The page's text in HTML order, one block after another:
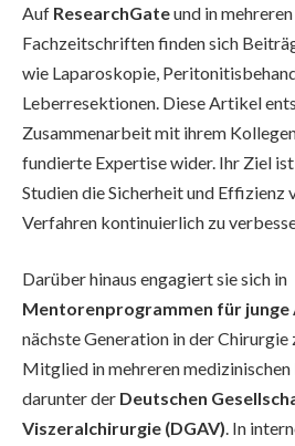
Auf ResearchGateund in
Fachzeitschriften finden sich
wie Laparoskopie,
Leberresektionen. Diese Artikel
Zusammenarbeit mit ihrem
fundierte Expertise wider. Ihr Ziel
Studien die Sicherheit und Effizienz
Verfahren kontinuierlich zu
Darüber hinaus engagiert sie sich in
Mentorenprogrammen für junge
nächste Generation in der Chirurgie
Mitglied in mehreren
darunter der Deutschen
Viszeralchirurgie (DGAV). In